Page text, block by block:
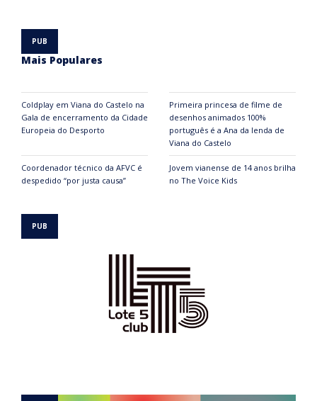
Mais Populares
Coldplay em Viana do Castelo na
Gala de encerramento da Cidade
Europeia do Desporto
Primeira princesa de filme de
desenhos animados 100%
português é a Ana da lenda de
Viana do Castelo
Coordenador técnico da AFVC é
despedido “por justa causa”
Jovem vianense de 14 anos brilha
no The Voice Kids